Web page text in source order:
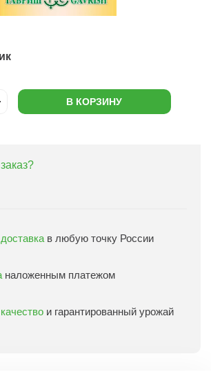
В КОРЗИНУ
доставка в любую точку России
наложенным платежом
и гарантированный урожай